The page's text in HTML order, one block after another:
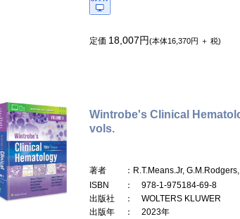
定価 18,007円(本体16,370円 ＋ 税)
Wintrobe's Clinical
vols.
著者
：R.T.Means.Jr,
ISBN
： 978-1-975184-69-8
出版社
： WOLTERS KLUWER
出版年
： 2023年